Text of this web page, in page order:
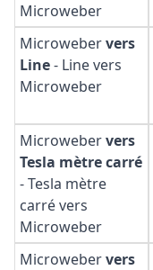
Microweber
Microwebervers
Line- Line vers
Microweber
Microwebervers
Tesla mètre carré
-Tesla mètre
carré vers
Microweber
Microwebervers